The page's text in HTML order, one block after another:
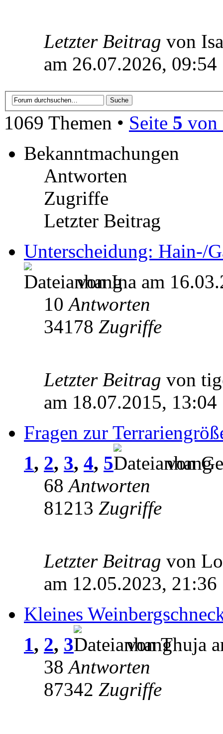
Letzter Beitrag von
am 26.07.2026, 09:54
1069 Themen • Seite 5 von
Bekanntmachungen
Antworten
Zugriffe
Letzter Beitrag
Unterscheidung: Hain-/
von Ina am
10Antworten
34178 Zugriffe
Letzter Beitrag von
am 18.07.2015, 13:04
Fragen zur
1, 2, 3, 4, 5
von
68Antworten
81213 Zugriffe
Letzter Beitrag von
am 12.05.2023, 21:36
Kleines
1, 2, 3
von Thuja
38Antworten
87342 Zugriffe